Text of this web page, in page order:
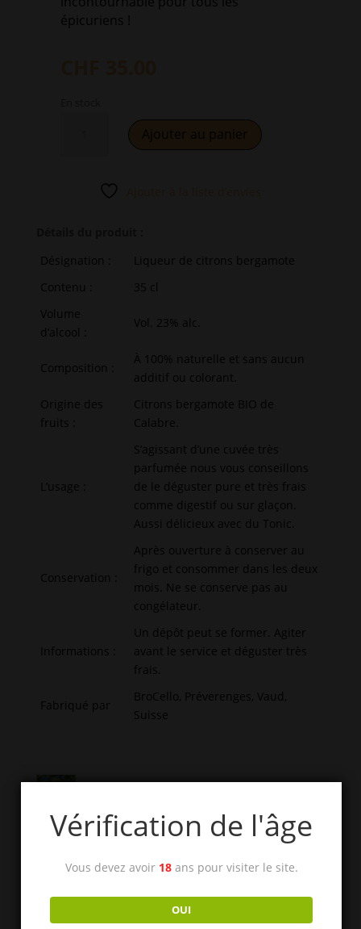
épicuriens !
l
Désignation :
Liqueur de citrons bergamote
Contenu :
35 cl
Volume
d’alcool :
Vol. 23% alc.
Composition :
À 100% naturelle et sans aucun
additif ou colorant.
Origine des
fruits :
Citrons bergamote BIO de
Calabre.
L’usage :
S’agissant d’une cuvée très
parfumée nous vous conseillons
de le déguster pure et très frais
comme digestif ou sur glaçon.
Aussi délicieux avec du Tonic.
Conservation :
Après ouverture à conserver au
frigo et consommer dans les deux
mois. Ne se conserve pas au
congélateur.
Informations :
Un dépôt peut se former. Agiter
avant le service et déguster très
frais.
Fabriqué par
BroCello, Préverenges, Vaud,
Suisse
Liqueurs de fruits à coque
Liqueurs d'agrumes
Vérification de l'âge
Vous devez avoir 18ans pour visiter le site.
OUI